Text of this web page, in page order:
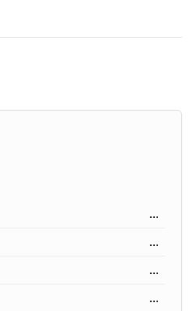
...
...
...
...